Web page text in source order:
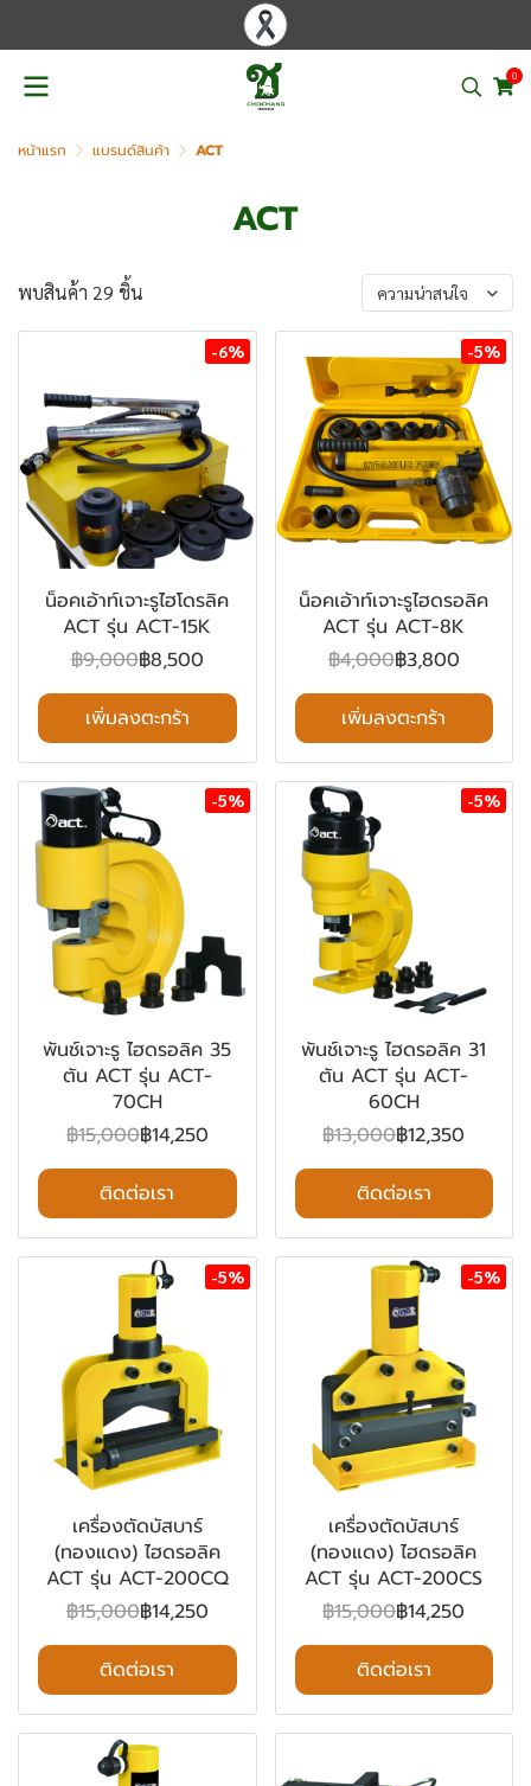
0
หน้าแรก แบรนด์สินค้า ACT
ACT
พบสินค้า 29 ชิ้น ความน่าสนใจ
-6%
น็อคเอ้าท์เจาะรูไฮโดรลิค
ACT รุ่น ACT-15K
฿9,000฿8,500
เพิ่มลงตะกร้า
-5%
น็อคเอ้าท์เจาะรูไฮดรอลิค
ACT รุ่น ACT-8K
฿4,000฿3,800
เพิ่มลงตะกร้า
-5%
พันช์เจาะรู ไฮดรอลิค 35
ตัน ACT รุ่น ACT-
70CH
฿15,000฿14,250
ติดต่อเรา
-5%
พันช์เจาะรู ไฮดรอลิค 31
ตัน ACT รุ่น ACT-
60CH
฿13,000฿12,350
ติดต่อเรา
-5%
เครื่องตัดบัสบาร์
(ทองแดง) ไฮดรอลิค
ACT รุ่น ACT-200CQ
฿15,000฿14,250
ติดต่อเรา
-5%
เครื่องตัดบัสบาร์
(ทองแดง) ไฮดรอลิค
ACT รุ่น ACT-200CS
฿15,000฿14,250
ติดต่อเรา